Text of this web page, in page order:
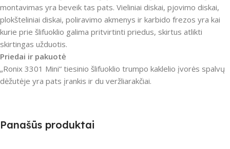
montavimas yra beveik tas pats. Vieliniai diskai, pjovimo diskai,
plokšteliniai diskai, poliravimo akmenys ir karbido frezos yra kai
kurie prie šlifuoklio galima pritvirtinti priedus, skirtus atlikti
skirtingas užduotis.
Priedai ir pakuotė
„Ronix 3301 Mini“ tiesinio šlifuoklio trumpo kaklelio įvorės spalvų
dėžutėje yra pats įrankis ir du veržliarakčiai.
Panašūs produktai